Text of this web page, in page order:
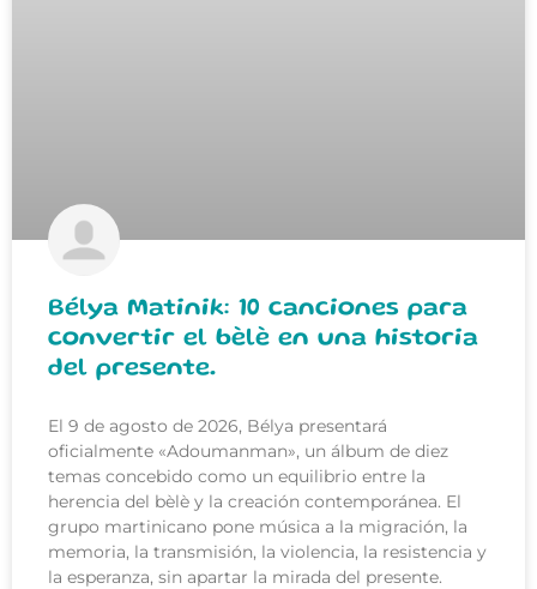
Bélya Matinik: 10 canciones para
convertir el bèlè en una historia
del presente.
El 9 de agosto de 2026, Bélya presentará
oficialmente «Adoumanman», un álbum de diez
temas concebido como un equilibrio entre la
herencia del bèlè y la creación contemporánea. El
grupo martinicano pone música a la migración, la
memoria, la transmisión, la violencia, la resistencia y
la esperanza, sin apartar la mirada del presente.